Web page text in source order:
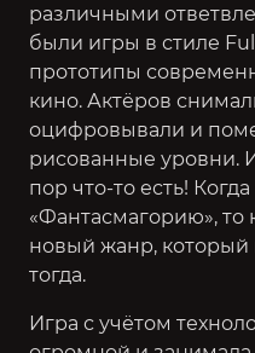
различными
были игры в стиле
прототипы
кино. Актёров
оцифровывали и
рисованные уровни.
пор что-то есть!
«Фантасмагорию», то
новый жанр, который
тогда.
Игра с учётом